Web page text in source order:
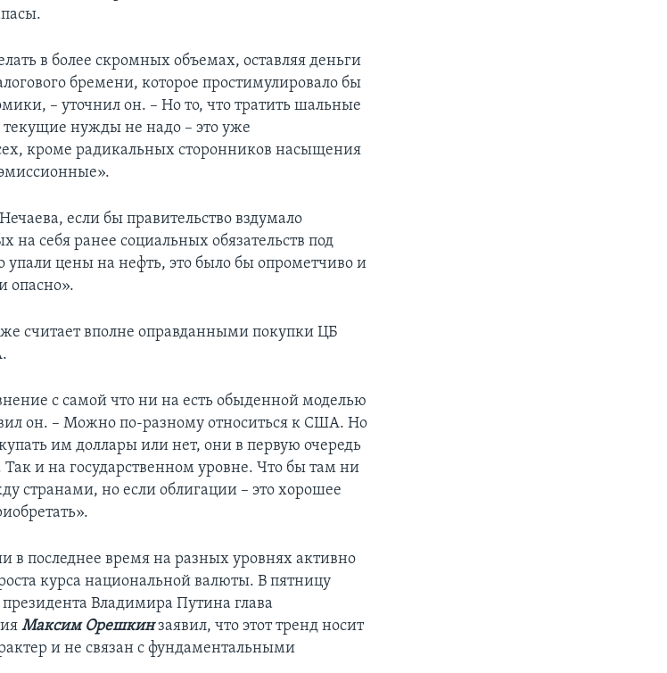
в более скромных объемах, оставляя деньги
бремени, которое простимулировало бы
– уточнил он. – Но то, что тратить шальные
текущие нужды не надо – это уже
кроме радикальных сторонников насыщения
если бы правительство вздумало
на себя ранее социальных обязательств под
упали цены на нефть, это было бы опрометчиво и
опасно».
считает вполне оправданными покупки ЦБ
с самой что ни на есть обыденной моделью
он. – Можно по-разному относиться к США. Но
им доллары или нет, они в первую очередь
и на государственном уровне. Что бы там ни
странами, но если облигации – это хорошее
в последнее время на разных уровнях активно
курса национальной валюты. В пятницу
Владимира Путина глава
Максим Орешкинзаявил, что этот тренд носит
и не связан с фундаментальными